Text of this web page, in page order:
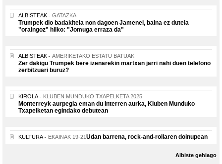
ALBISTEAK GATAZKA
Trumpek dio badakitela non dagoen Jamenei, baina ez dutela
"oraingoz" hilko: "Jomuga erraza da"
ALBISTEAK AMERIKETAKO ESTATU BATUAK
Zer dakigu Trumpek bere izenarekin martxan jarri nahi duen telefono
zerbitzuari buruz?
KIROLA KLUBEN MUNDUKO TXAPELKETA 2025
Monterreyk aurpegia eman du Interren aurka, Kluben Munduko
Txapelketan egindako debutean
KULTURA EKAINAK 19-21Udan barrena, rock-and-rollaren doinupean
Albiste gehiago